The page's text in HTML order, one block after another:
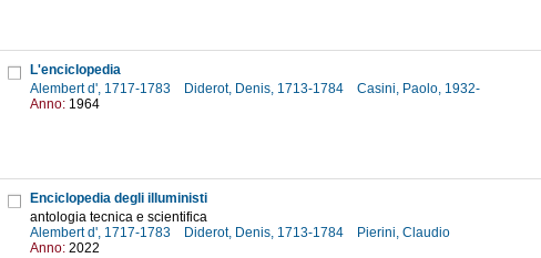
L'enciclopedia
Alembert d', 1717-1783
Diderot, Denis, 1713-1784
Casini, Paolo, 1932-
Anno: 1964
Enciclopedia degli illuministi
antologia tecnica e scientifica
Alembert d', 1717-1783
Diderot, Denis, 1713-1784
Pierini, Claudio
Anno: 2022